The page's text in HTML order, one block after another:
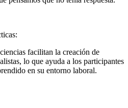
facilitan la creación de
lo que ayuda a los participantes
en su entorno laboral.